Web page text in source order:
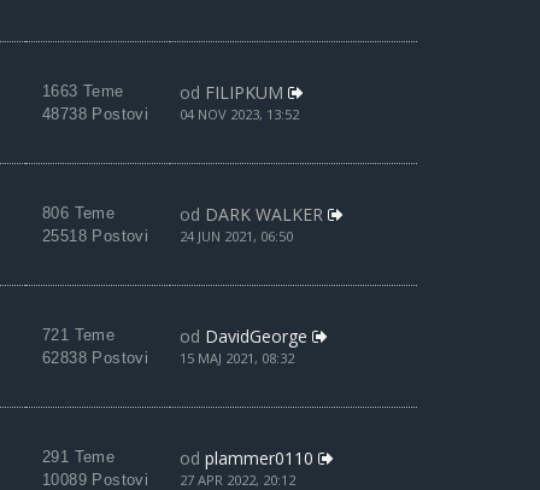
1663 Teme
48738 Postovi
od FILIPKUM
04 NOV 2023, 13:52
806 Teme
25518 Postovi
od DARK WALKER
24 JUN 2021, 06:50
721 Teme
62838 Postovi
od DavidGeorge
15 MAJ 2021, 08:32
291 Teme
10089 Postovi
od plammer0110
27 APR 2022, 20:12